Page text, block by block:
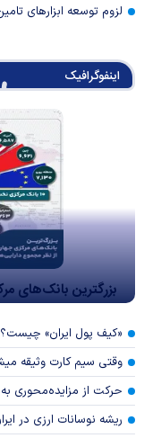
لزوم توسعه ابزارهای
اینفوگرافیک
بزرگترین بانک‌های
«کیف پول ایران» چیست؟
وقتی سیم کارت وثیقه
حرکت از مزایده‌محوری
ریشه نوسانات ارزی در